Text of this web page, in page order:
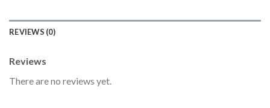
REVIEWS (0)
Reviews
There are no reviews yet.